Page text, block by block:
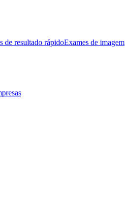
de resultado rápidoExames de imagem